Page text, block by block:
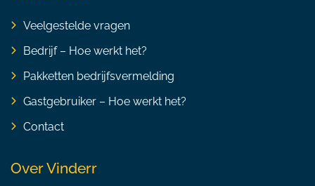
Veelgestelde vragen
Bedrijf – Hoe werkt het?
Pakketten bedrijfsvermelding
Gastgebruiker – Hoe werkt het?
Contact
Over Vinderr